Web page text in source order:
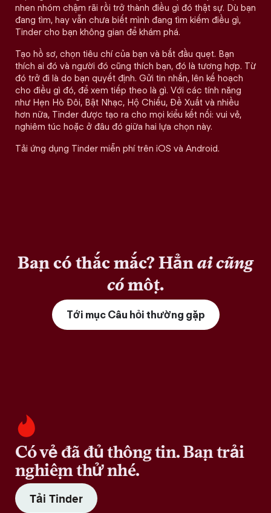
nhen nhóm chậm rãi rồi trở thành điều gì đó thật sự. Dù bạn
đang tìm, hay vẫn chưa biết mình đang tìm kiếm điều gì,
Tinder cho bạn không gian để khám phá.
Tạo hồ sơ, chọn tiêu chí của bạn và bắt đầu quẹt. Bạn
thích ai đó và người đó cũng thích bạn, đó là tương hợp. Từ
đó trở đi là do bạn quyết định. Gửi tin nhắn, lên kế hoạch
cho điều gì đó, để xem tiếp theo là gì. Với các tính năng
như Hẹn Hò Đôi, Bật Nhạc, Hộ Chiếu, Đề Xuất và nhiều
hơn nữa, Tinder được tạo ra cho mọi kiểu kết nối: vui vẻ,
nghiêm túc hoặc ở đâu đó giữa hai lựa chọn này.
Tải ứng dụng Tinder miễn phí trên iOS và Android.
Bạn có thắc mắc? Hẳnai cũng
cómột.
Tới mục Câu hỏi thường gặp
Có vẻ đã đủ thông tin. Bạn trải
nghiệm thử nhé.
Tải Tinder